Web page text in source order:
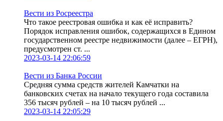
Вести из Росреестра
Что такое реестровая ошибка и как её исправить?
Порядок исправления ошибок, содержащихся в Едином
государственном реестре недвижимости (далее – ЕГРН),
предусмотрен ст. ...
2023-03-14 22:06:59
Вести из Банка России
Средняя сумма средств жителей Камчатки на
банковских счетах на начало текущего года составила
356 тысяч рублей – на 10 тысяч рублей ...
2023-03-14 22:05:29